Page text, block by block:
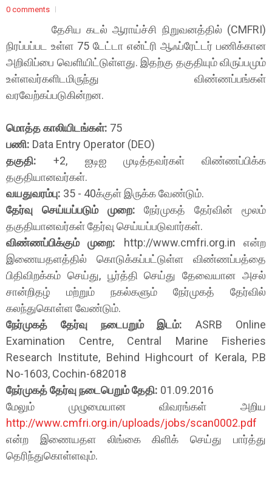
0 comments
தேசிய கடல் ஆராய்ச்சி நிறுவனத்தில் (CMFRI)
நிரப்பப்பட உள்ள 75 டேட்டா என்ட்ரி ஆஃப்ரேட்டர் பணிக்கான
அறிவிப்பை வெளியிட்டுள்ளது. இதற்கு தகுதியும் விருப்பமும்
உள்ளவர்களிடமிருந்து விண்ணப்பங்கள்
வரவேற்கப்படுகின்றன.
மொத்த காலியிடங்கள்: 75
பணி: Data Entry Operator (DEO)
தகுதி:+2, ஐடிஐ முடித்தவர்கள் விண்ணப்பிக்க
தகுதியானவர்கள்.
வயதுவரம்பு: 35 - 40க்குள் இருக்க வேண்டும்.
தேர்வு செய்யப்படும் முறை:நேர்முகத் தேர்வின் மூலம்
தகுதியானவர்கள் தேர்வு செய்யப்படுவார்கள்.
விண்ணப்பிக்கும் முறை:
http://www.cmfri.org.in என்ற
இணையதளத்தில் கொடுக்கப்பட்டுள்ள விண்ணப்பத்தை
பிதிவிறக்கம் செய்து, பூர்த்தி செய்து தேவையான அசல்
சான்றிதழ் மற்றும் நகல்களும் நேர்முகத் தேர்வில்
கலந்துகொள்ள வேண்டும்.
நேர்முகத் தேர்வு நடைபறும் இடம்:ASRB Online
Examination Centre, Central Marine Fisheries
Research Institute, Behind Highcourt of Kerala, P.B
No-1603, Cochin-682018
நேர்முகத் தேர்வு நடைபெறும் தேதி: 01.09.2016
மேலும் முழுமையான விவரங்கள் அறிய
http://www.cmfri.org.in/uploads/jobs/scan0002.pdf
என்ற இணையதள லிங்கை கிளிக் செய்து பார்த்து
தெரிந்துகொள்ளவும்.